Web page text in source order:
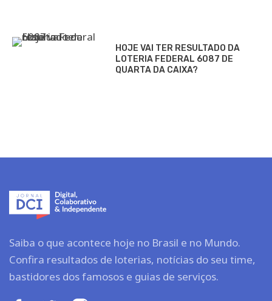
HOJE VAI TER RESULTADO DA
LOTERIA FEDERAL 6087 DE
QUARTA DA CAIXA?
Saiba o que acontece hoje no Brasil e no Mundo.
Confira resultados de loterias, notícias do seu time,
bastidores dos famosos e guias de serviços.